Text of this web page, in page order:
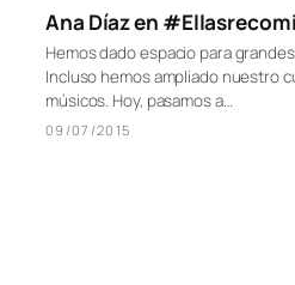
Ana Díaz en
Hemos dado espacio para
Incluso hemos ampliado nuestro
músicos. Hoy, pasamos a…
09/07/2015